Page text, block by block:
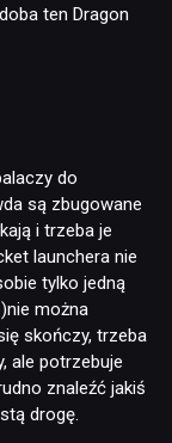
ten Dragon
do
są zbugowane
i trzeba je
launchera nie
tylko jedną
można
skończy, trzeba
ale potrzebuje
znaleźć jakiś
drogę.